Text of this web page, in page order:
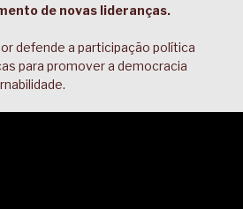
de novas lideranças.
defende a participação política
para promover a democracia